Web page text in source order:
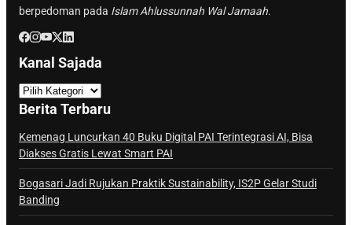
berpedoman pada Islam Ahlussunnah Wal Jamaah.
Kanal Sajada
a
n
a
l
a
j
Berita Terbaru
Kemenag Luncurkan 40 Buku Digital PAI Terintegrasi AI, Bisa
Diakses Gratis Lewat Smart PAI
Bogasari Jadi Rujukan Praktik Sustainability, IS2P Gelar Studi
Banding